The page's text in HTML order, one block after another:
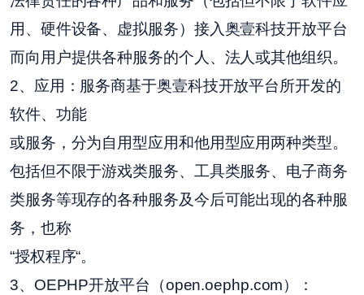
用、硬件设备、虚拟服务）接入奥壹科技开放平台
而向用户提供各种服务的个人、法人或其他组织。
2、应用：服务商基于奥壹科技开放平台所开发的
软件、功能
或服务，分为自用型应用和他用型应用两种类型。
包括但不限于游戏类服务、工具类服务、电子商务
类服务等现存的各种服务及今后可能出现的各种服
务，也称
“授权程序“。
3、OEPHP开放平台 （open.oephp.com）
：